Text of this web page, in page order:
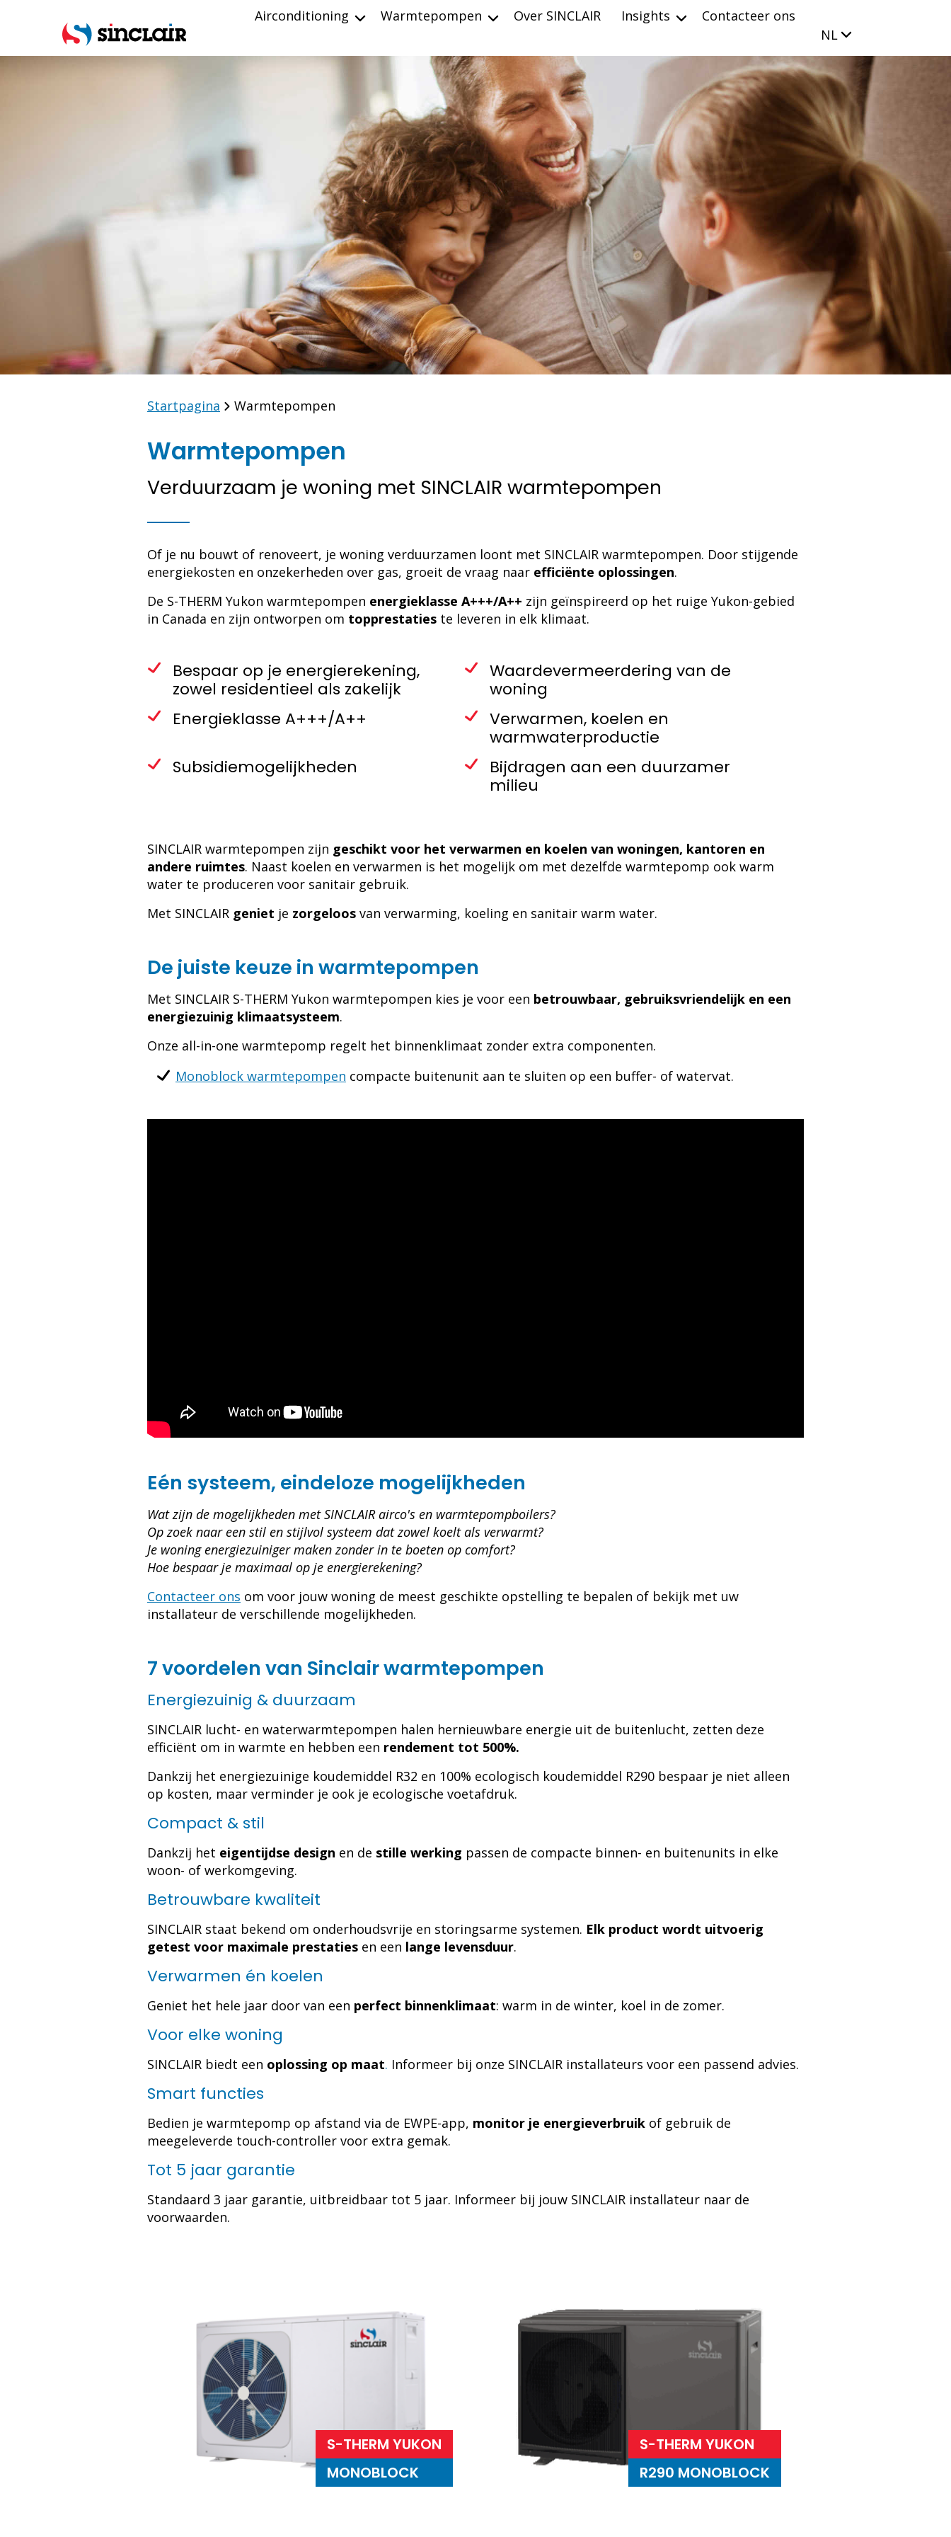
NL
Airconditioning Warmtepompen Over SINCLAIR Insights Contacteer ons
Startpagina Warmtepompen
Warmtepompen
Verduurzaam je woning met SINCLAIR warmtepompen
Of je nu bouwt of renoveert, je woning verduurzamen loont met SINCLAIR warmtepompen. Door stijgende
energiekosten en onzekerheden over gas, groeit de vraag naar efficiënte oplossingen.
De S-THERM Yukon warmtepompen energieklasse A+++/A++ zijn geïnspireerd op het ruige Yukon-gebied
in Canada en zijn ontworpen om topprestaties te leveren in elk klimaat.
Bespaar op je energierekening,
zowel residentieel als zakelijk
Waardevermeerdering van de
woning
Energieklasse A+++/A++
Verwarmen, koelen en
warmwaterproductie
Subsidiemogelijkheden
Bijdragen aan een duurzamer
milieu
SINCLAIR warmtepompen zijn geschikt voor het verwarmen en koelen van woningen, kantoren en
andere ruimtes. Naast koelen en verwarmen is het mogelijk om met dezelfde warmtepomp ook warm
water te produceren voor sanitair gebruik.
Met SINCLAIR geniet je zorgeloos van verwarming, koeling en sanitair warm water.
De juiste keuze in warmtepompen
Met SINCLAIR S-THERM Yukon warmtepompen kies je voor een betrouwbaar, gebruiksvriendelijk en een
energiezuinig klimaatsysteem.
Onze all-in-one warmtepomp regelt het binnenklimaat zonder extra componenten.
Monoblock warmtepompen compacte buitenunit aan te sluiten op een buffer- of watervat.
Eén systeem, eindeloze mogelijkheden
Wat zijn de mogelijkheden met SINCLAIR airco's en warmtepompboilers?
Op zoek naar een stil en stijlvol systeem dat zowel koelt als verwarmt?
Je woning energiezuiniger maken zonder in te boeten op comfort?
Hoe bespaar je maximaal op je energierekening?
Contacteer ons om voor jouw woning de meest geschikte opstelling te bepalen of bekijk met uw
installateur de verschillende mogelijkheden.
7 voordelen van Sinclair warmtepompen
Energiezuinig & duurzaam
SINCLAIR lucht- en waterwarmtepompen halen hernieuwbare energie uit de buitenlucht, zetten deze
efficiënt om in warmte en hebben een rendement tot 500%.
Dankzij het energiezuinige koudemiddel R32 en 100% ecologisch koudemiddel R290 bespaar je niet alleen
op kosten, maar verminder je ook je ecologische voetafdruk.
Compact & stil
Dankzij het eigentijdse design en de stille werking passen de compacte binnen- en buitenunits in elke
woon- of werkomgeving.
Betrouwbare kwaliteit
SINCLAIR staat bekend om onderhoudsvrije en storingsarme systemen. Elk product wordt uitvoerig
getest voor maximale prestaties en een lange levensduur.
Verwarmen én koelen
Geniet het hele jaar door van een perfect binnenklimaat: warm in de winter, koel in de zomer.
Voor elke woning
SINCLAIR biedt een oplossing op maat. Informeer bij onze SINCLAIR installateurs voor een passend advies.
Smart functies
Bedien je warmtepomp op afstand via de EWPE-app, monitor je energieverbruik of gebruik de
meegeleverde touch-controller voor extra gemak.
Tot 5 jaar garantie
Standaard 3 jaar garantie, uitbreidbaar tot 5 jaar. Informeer bij jouw SINCLAIR installateur naar de
voorwaarden.
S-THERM YUKON
MONOBLOCK
S-THERM YUKON
R290 MONOBLOCK